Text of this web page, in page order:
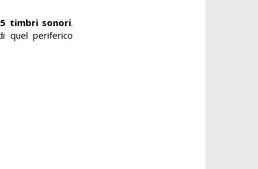
timbri sonori.
quel periferico